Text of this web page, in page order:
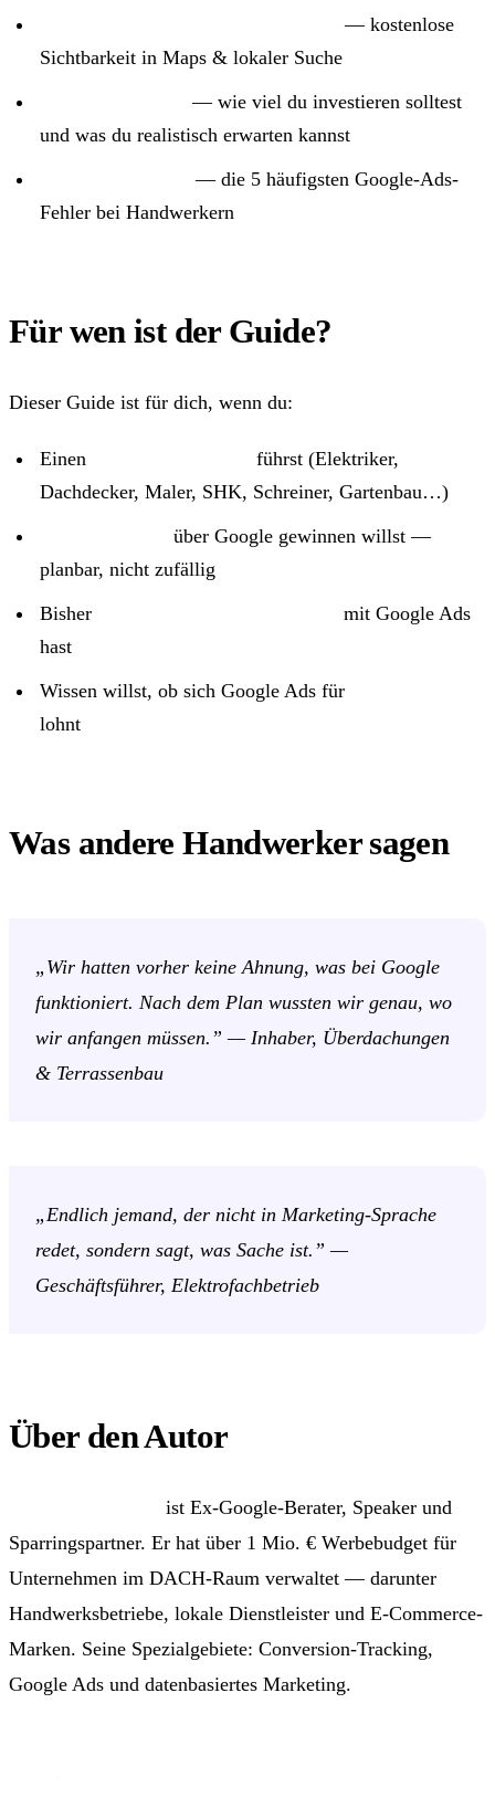
— kostenlose
Sichtbarkeit in Maps & lokaler Suche
— wie viel du investieren solltest
und was du realistisch erwarten kannst
— die 5 häufigsten Google-Ads-
Fehler bei Handwerkern
Für wen ist der Guide?
Dieser Guide ist für dich, wenn du:
Einen
führst (Elektriker,
Dachdecker, Maler, SHK, Schreiner, Gartenbau…)
über Google gewinnen willst —
planbar, nicht zufällig
Bisher
mit Google Ads
hast
Wissen willst, ob sich Google Ads für
lohnt
Was andere Handwerker sagen
„Wir hatten vorher keine Ahnung, was bei Google
funktioniert. Nach dem Plan wussten wir genau, wo
wir anfangen müssen.” — Inhaber, Überdachungen
& Terrassenbau
„Endlich jemand, der nicht in Marketing-Sprache
redet, sondern sagt, was Sache ist.” —
Geschäftsführer, Elektrofachbetrieb
Über den Autor
ist Ex-Google-Berater, Speaker und
Sparringspartner. Er hat über 1 Mio. € Werbebudget für
Unternehmen im DACH-Raum verwaltet — darunter
Handwerksbetriebe, lokale Dienstleister und E-Commerce-
Marken. Seine Spezialgebiete: Conversion-Tracking,
Google Ads und datenbasiertes Marketing.